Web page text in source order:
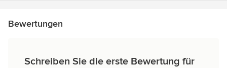
Bewertungen
Schreiben Sie die erste Bewertung für